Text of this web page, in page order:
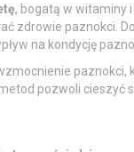
, bogatą w witaminy
zdrowie paznokci.
na kondycję
pozwoli cieszyć